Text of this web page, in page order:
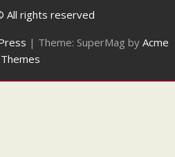
All rights reserved
| Theme: SuperMag by Acme
Themes